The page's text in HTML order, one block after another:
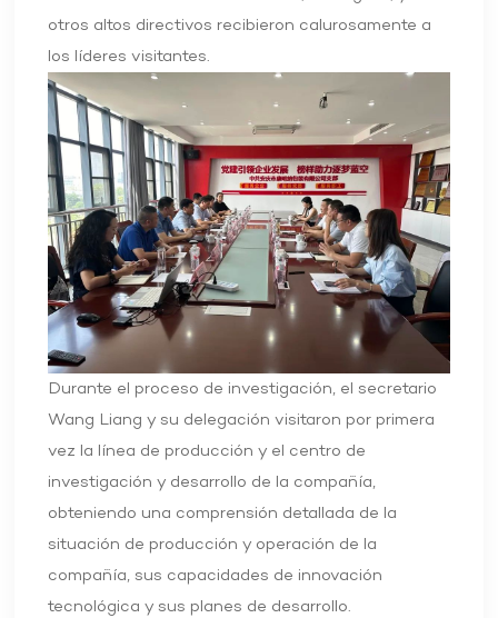
otros altos directivos recibieron calurosamente a
los líderes visitantes.
Durante el proceso de investigación, el secretario
Wang Liang y su delegación visitaron por primera
vez la línea de producción y el centro de
investigación y desarrollo de la compañía,
obteniendo una comprensión detallada de la
situación de producción y operación de la
compañía, sus capacidades de innovación
tecnológica y sus planes de desarrollo.